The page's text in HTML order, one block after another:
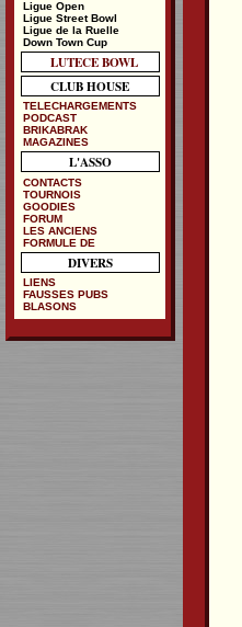
Ligue Open
Ligue Street Bowl
Ligue de la Ruelle
Down Town Cup
LUTECE BOWL
CLUB HOUSE
TELECHARGEMENTS
PODCAST
BRIKABRAK
MAGAZINES
L'ASSO
CONTACTS
TOURNOIS
GOODIES
FORUM
LES ANCIENS
FORMULE DE
DIVERS
LIENS
FAUSSES PUBS
BLASONS